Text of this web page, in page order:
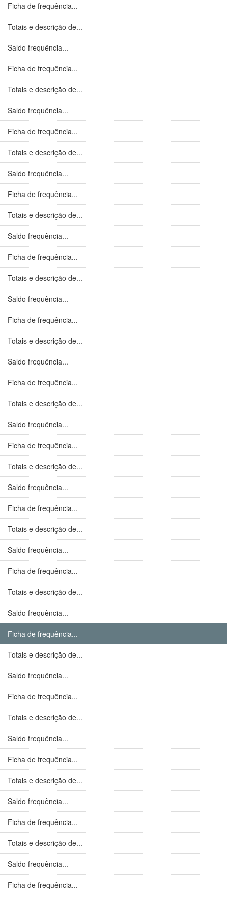
Ficha de frequência...
Totais e descrição de...
Saldo frequência...
Ficha de frequência...
Totais e descrição de...
Saldo frequência...
Ficha de frequência...
Totais e descrição de...
Saldo frequência...
Ficha de frequência...
Totais e descrição de...
Saldo frequência...
Ficha de frequência...
Totais e descrição de...
Saldo frequência...
Ficha de frequência...
Totais e descrição de...
Saldo frequência...
Ficha de frequência...
Totais e descrição de...
Saldo frequência...
Ficha de frequência...
Totais e descrição de...
Saldo frequência...
Ficha de frequência...
Totais e descrição de...
Saldo frequência...
Ficha de frequência...
Totais e descrição de...
Saldo frequência...
Ficha de frequência...
Totais e descrição de...
Saldo frequência...
Ficha de frequência...
Totais e descrição de...
Saldo frequência...
Ficha de frequência...
Totais e descrição de...
Saldo frequência...
Ficha de frequência...
Totais e descrição de...
Saldo frequência...
Ficha de frequência...